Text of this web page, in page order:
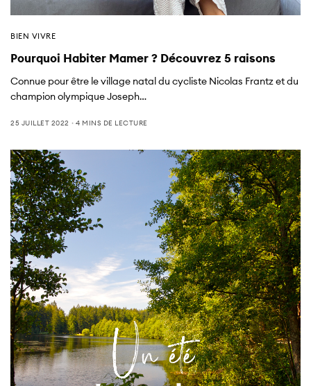
BIEN VIVRE
Pourquoi Habiter Mamer ? Découvrez 5 raisons
Connue pour être le village natal du cycliste Nicolas Frantz et du
champion olympique Joseph…
25 JUILLET 2022 4 MINS DE LECTURE